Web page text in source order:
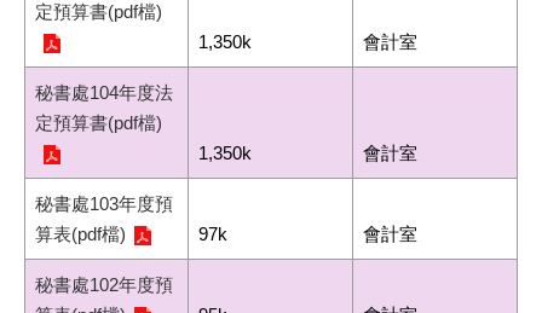
定預算書(pdf檔)
1,350k
會計室
秘書處104年度法
定預算書(pdf檔)
1,350k
會計室
秘書處103年度預
算表(pdf檔)
97k 會計室
秘書處102年度預